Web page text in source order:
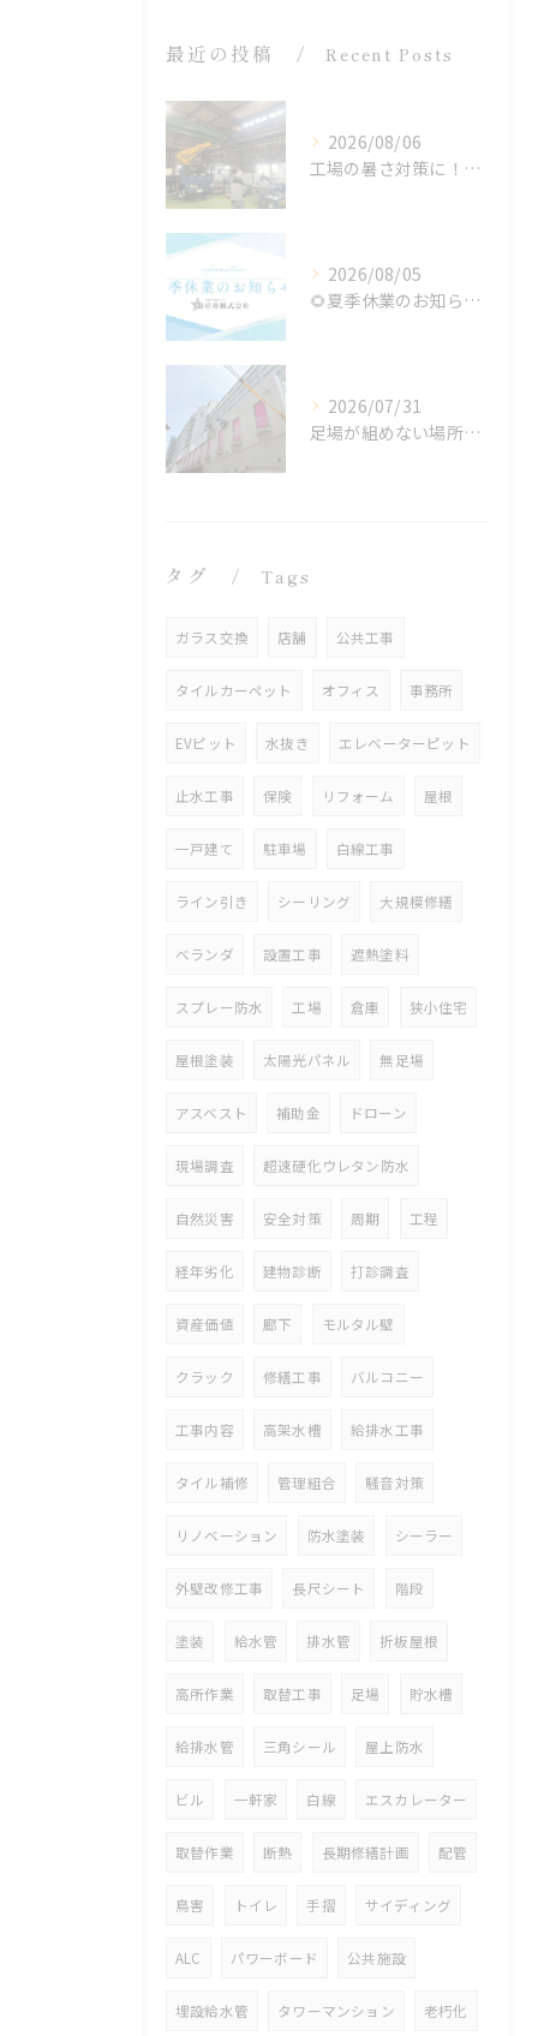
最近の投稿 Recent Posts
2026/08/06
工場の暑さ対策に！遮熱塗料「アドクールAQUA」施工前の温度測定を設置
2026/08/05
🌻夏季休業のお知らせ🌻
2026/07/31
足場が組めない場所でも施工可能！ロープアクセス工法の特徴と対応できる工事
タグ Tags
ガラス交換 店舗 公共工事
タイルカーペット オフィス 事務所
EVピット 水抜き エレベーターピット
止水工事 保険 リフォーム 屋根
一戸建て 駐車場 白線工事
ライン引き シーリング 大規模修繕
ベランダ 設置工事 遮熱塗料
スプレー防水 工場 倉庫 狭小住宅
屋根塗装 太陽光パネル 無足場
アスベスト 補助金 ドローン
現場調査 超速硬化ウレタン防水
自然災害 安全対策 周期 工程
経年劣化 建物診断 打診調査
資産価値 廊下 モルタル壁
クラック 修繕工事 バルコニー
工事内容 高架水槽 給排水工事
タイル補修 管理組合 騒音対策
リノベーション 防水塗装 シーラー
外壁改修工事 長尺シート 階段
塗装 給水管 排水管 折板屋根
高所作業 取替工事 足場 貯水槽
給排水管 三角シール 屋上防水
ビル 一軒家 白線 エスカレーター
取替作業 断熱 長期修繕計画 配管
鳥害 トイレ 手摺 サイディング
ALC パワーボード 公共施設
埋設給水管 タワーマンション 老朽化